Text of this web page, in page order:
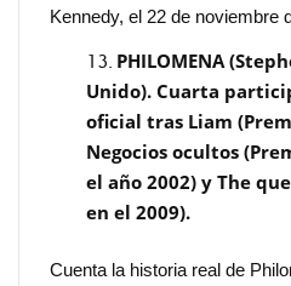
Kennedy, el 22 de noviembre
PHILOMENA
Unido). Cuarta
oficial tras Liam
Negocios ocultos
el año 2002) y The
en el 2009).
Cuenta la historia real de